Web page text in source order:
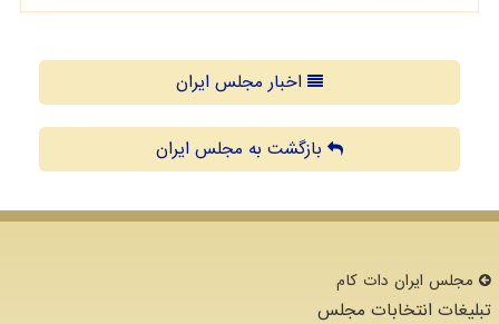
اخبار مجلس ایران
بازگشت به مجلس ایران
مجلس ایران دات كام
تبلیغات انتخابات مجلس